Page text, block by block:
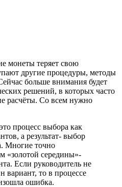
монеты теряет свою
другие процедуры, методы
больше внимания будет
решений, в которых часто
расчёты. Со всем нужно
процесс выбора как
а результат- выбор
Многие точно
«золотой середины»-
Если руководитель не
вариант, то в процессе
ошибка.